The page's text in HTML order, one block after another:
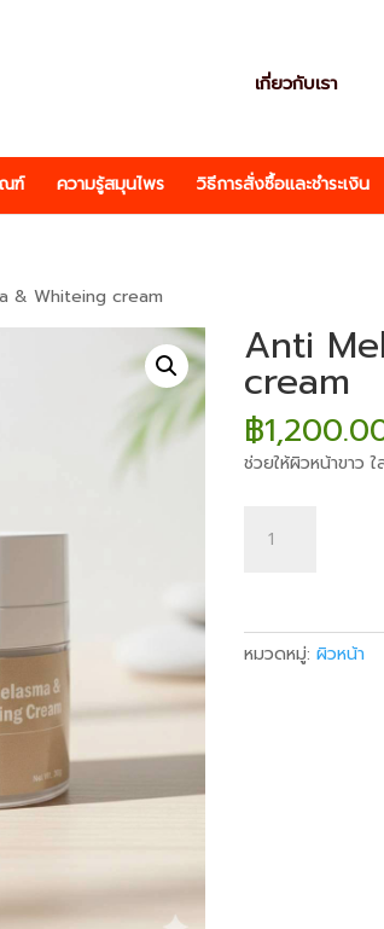
เกี่ยวกับเรา
ฑ์ ความรู้สมุนไพร วิธีการสั่งซื้อและชำระเงิน
& Whiteing cream
Anti
cream
฿
ช่วยให้ผิวหน้าขาว
Anti
&
Whiteing
หมวดหมู่:ผิวหน้า